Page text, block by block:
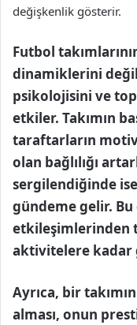
değişkenlik gösterir.
Futbol
dinamiklerini
psikolojisini ve
etkiler. Takımın
taraftarların
olan bağlılığı
sergilendiğinde
gündeme gelir. Bu
etkileşimlerinden
aktivitelere kadar
Ayrıca, bir
alması, onun